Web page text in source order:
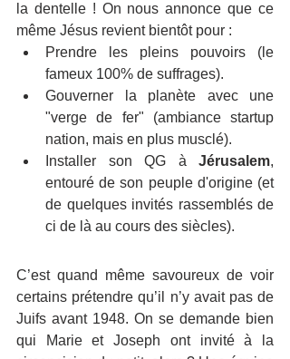
la dentelle ! On nous annonce que ce
même Jésus revient bientôt pour :
​Prendre les pleins pouvoirs (le
fameux 100% de suffrages).
​Gouverner la planète avec une
"verge de fer" (ambiance startup
nation, mais en plus musclé).
​Installer son QG à Jérusalem,
entouré de son peuple d'origine (et
de quelques invités rassemblés de
ci de là au cours des siècles).
​C’est quand même savoureux de voir
certains prétendre qu’il n’y avait pas de
Juifs avant 1948. On se demande bien
qui Marie et Joseph ont invité à la